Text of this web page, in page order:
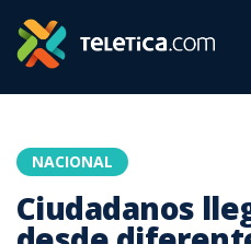
NACIONAL
Ciudadanos